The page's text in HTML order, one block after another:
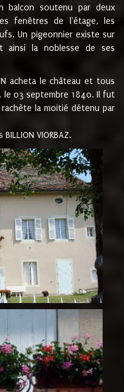
balcon soutenu par deux
fenêtres de l'étage, les
Un pigeonnier existe sur
ainsi la noblesse de ses
acheta le château et tous
le 03 septembre 1840. Il fut
la moitié détenu par
VIORBAZ.